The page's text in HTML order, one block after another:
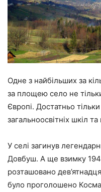
Одне з найбільших за
за площею село не
Європі. Достатньо
загальноосвітніх шкіл
У селі загинув
Довбуш. А ще взимку
розташовано
було проголошено